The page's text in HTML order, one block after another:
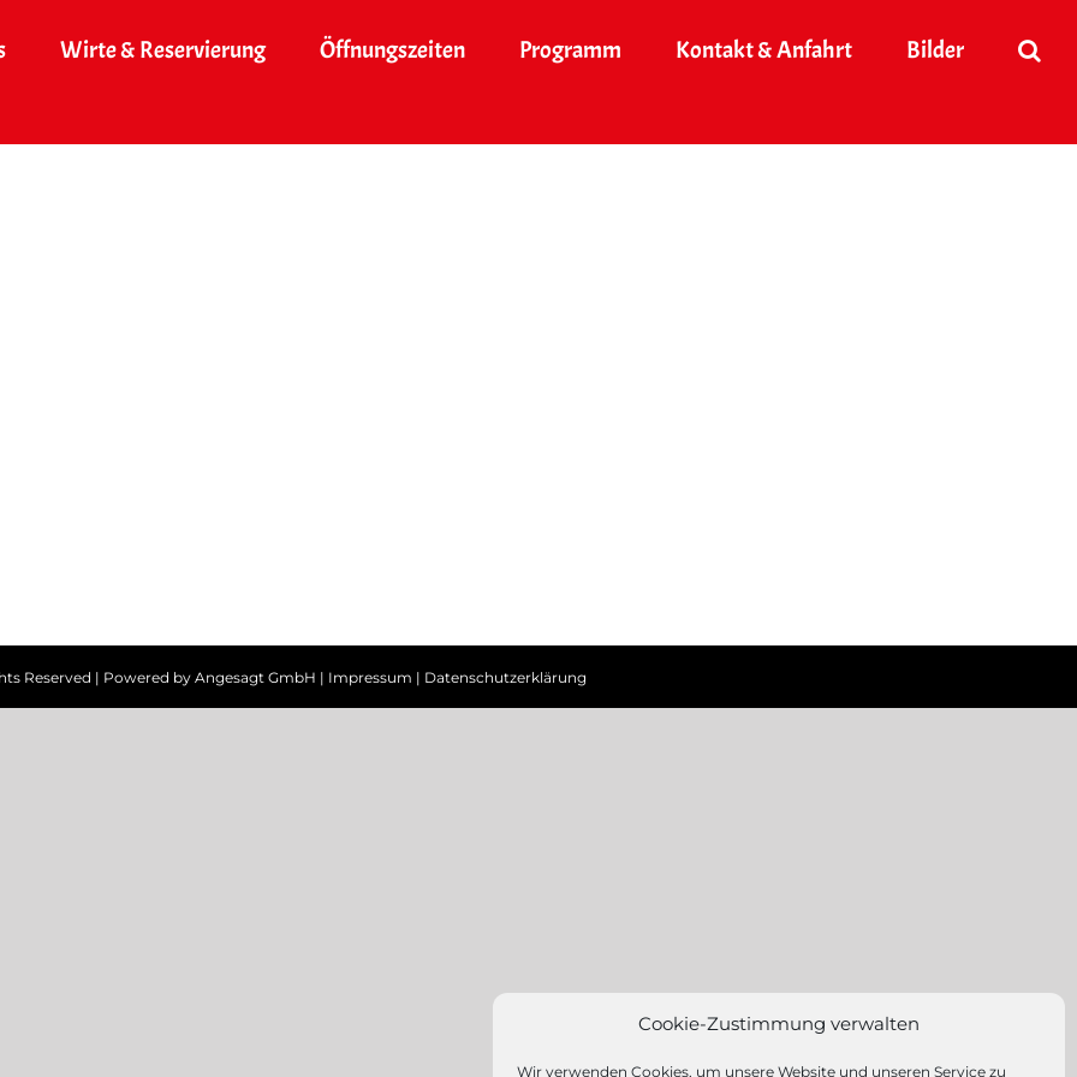
Cookie-Zustimmung verwalten
Wir verwenden Cookies, um unsere Website und unseren Service zu
Wirte & Reservierung Öffnungszeiten Programm Kontakt & Anfahrt Bilder
Reserved | Powered by Angesagt GmbH | Impressum | Datenschutzerklärung